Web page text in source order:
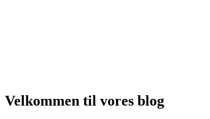
Velkommen til vores blog